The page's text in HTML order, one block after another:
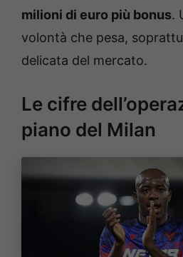
milioni di euro più bonus.
volontà che pesa,
delicata del mercato.
Le cifre
piano del Milan